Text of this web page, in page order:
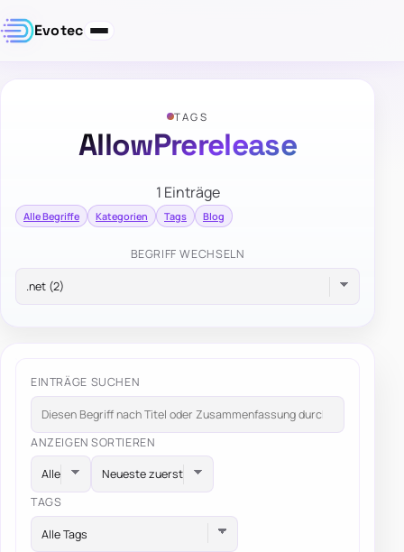
Evotec
TAGS
AllowPrerelease
1 Einträge
Alle Begriffe Kategorien Tags Blog
BEGRIFF WECHSELN
EINTRÄGE SUCHEN
ANZEIGEN SORTIEREN
TAGS
Alle Tags